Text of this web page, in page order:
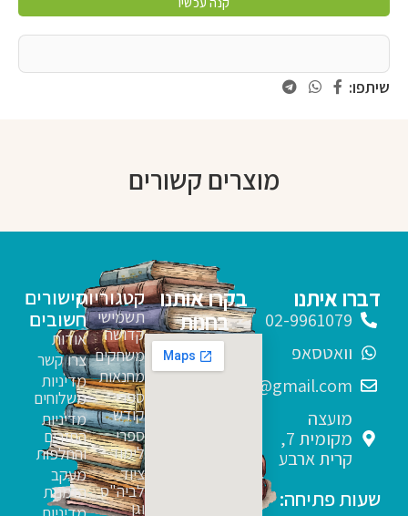
שיתפו:
מוצרים קשורים
קטגוריות
תשמישי
קדושה
משחקים
מחנאות
ספרי
קודש
ספרי
לימוד
ציוד
לביה"ס
וגן
קישורים
חשובים
אודות
צרו קשר
מדיניות
משלוחים
מדיניות
החזרים
והחלפות
מעקב
הזמנות
דברו איתנו
02-9961079
וואטסאפ
sfarim.k4@gmail.com
מועצה
מקומית 7,
קרית ארבע
שעות פתיחה:
בקרו אותנו
בחנות